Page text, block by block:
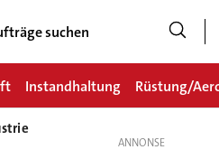
suchen
Instandhaltung Rüstung/